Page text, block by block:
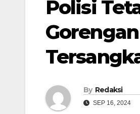
Polisi
By Redaksi
SEP 16, 2024